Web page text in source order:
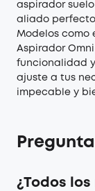
aspirador
aliado perfecto
Modelos como
Aspirador
funcionalidad
ajuste a tus
impecable y
¿Todos